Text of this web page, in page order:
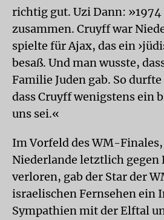
richtig gut. Uzi Dann:
zusammen. Cruyff war
spielte für Ajax, das ein
besaß. Und man wusste,
Familie Juden gab. So
dass Cruyff wenigstens ein
uns sei.«
Im Vorfeld des WM-Finales,
Niederlande letztlich gegen
verloren, gab der Star der
israelischen Fernsehen ein
Sympathien mit der Elftal